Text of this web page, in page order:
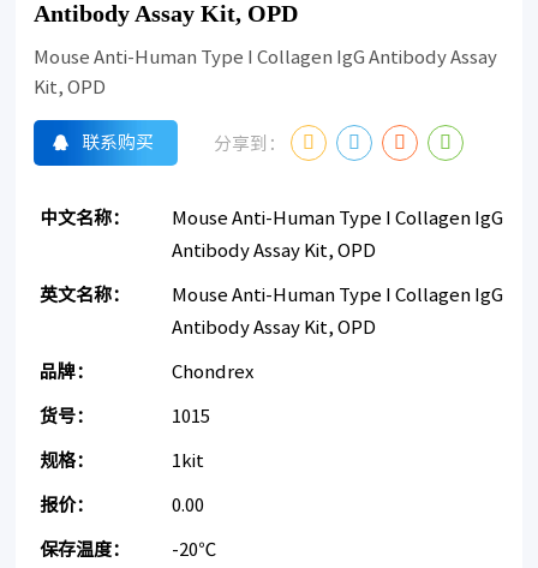
Antibody Assay Kit, OPD
Mouse Anti-Human Type I Collagen IgG Antibody Assay
Kit, OPD
联系购买 分享到：
中文名称：
Mouse Anti-Human Type I Collagen IgG
Antibody Assay Kit, OPD
英文名称：
Mouse Anti-Human Type I Collagen IgG
Antibody Assay Kit, OPD
品牌： Chondrex
货号： 1015
规格： 1kit
报价： 0.00
保存温度： -20℃